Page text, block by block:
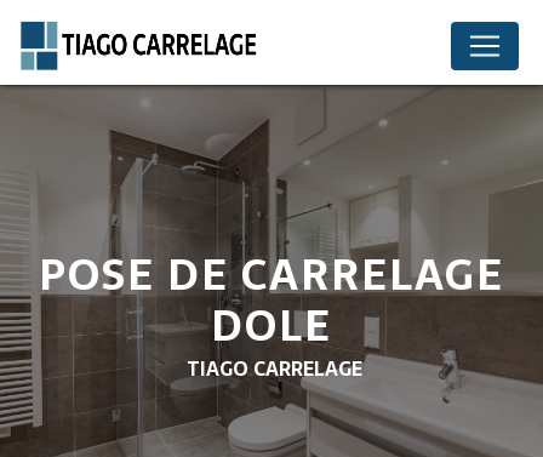
POSE DE CARRELAGE
DOLE
TIAGO CARRELAGE